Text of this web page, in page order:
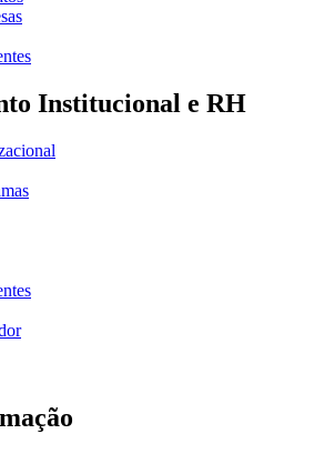
Institucional e RH